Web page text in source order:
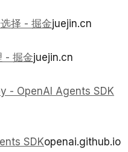
择 - 掘金juejin.cn
- 掘金juejin.cn
- OpenAI Agents SDK
SDKopenai.github.io